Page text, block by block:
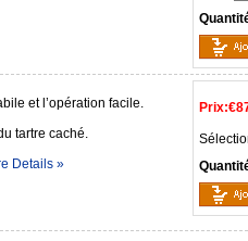
Prix:
et l’opération facile.
tartre caché.
Details »